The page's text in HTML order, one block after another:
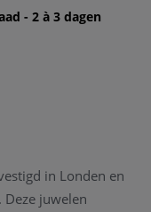
- 2 à 3 dagen
in Londen en
juwelen